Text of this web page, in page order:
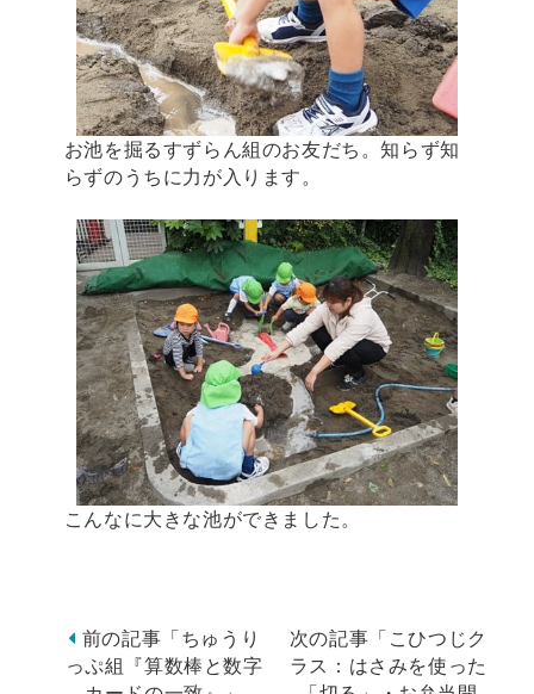
お池を掘るすずらん組のお友だち。知らず知
らずのうちに力が入ります。
こんなに大きな池ができました。
前の記事「ちゅうり
っぷ組『算数棒と数字
次の記事「こひつじク
ラス：はさみを使った